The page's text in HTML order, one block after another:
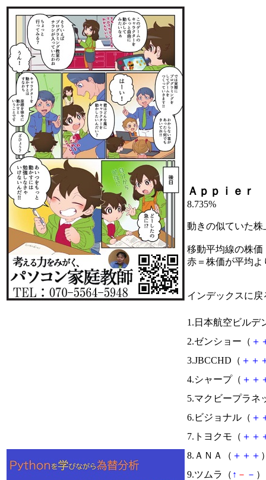
Ａｐｐｉｅｒ
8.735%
動きの似ていた
移動平均線の株価
赤＝株価が平均
インデックスに戻
1.日本航空ビルデ
2.ゼンショー（ ＋
3.JBCCHD（ ＋ ＋
4.シャープ（ ＋ ＋
5.マクビープラネ
6.ビジョナル（ ＋
7.トヨクモ（ ＋ ＋
8.ＡＮＡ（ ＋ ＋ ＋
9.ツムラ（ ↑ － －